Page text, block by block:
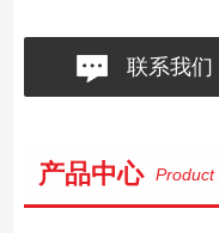
联系我们
产品中心 Product